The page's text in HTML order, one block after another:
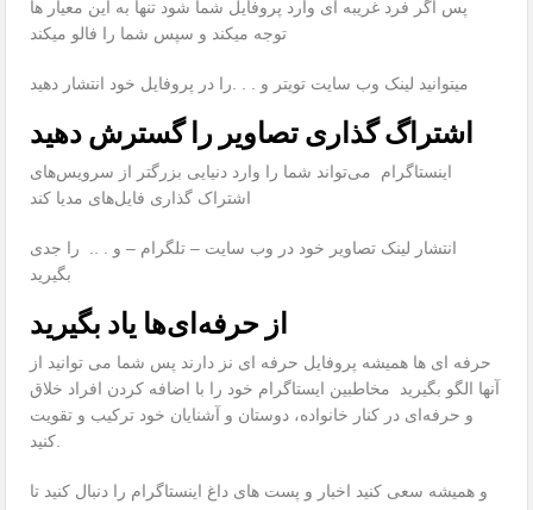
پس اگر فرد غریبه ای وارد پروفایل شما شود تنها به این معیار ها
اشتراگ گذاری تصاویر را گسترش دهید
اینستاگرام می‌تواند شما را وارد دنیایی بزرگتر از سرویس‌های
اشتراک گذاری فایل‌های مدیا کند
انتشار لینک تصاویر خود در وب سایت – تلگرام – و . .. را جدی
از حرفه‌‌ای‌ها یاد بگیرید
حرفه ای ها همیشه پروفایل حرفه ای نز دارند پس شما می توانید از
آنها الگو بگیرید مخاطبین ایستاگرام خود را با اضافه کردن افراد خلاق
و حرفه‌ای در کنار خانواده، دوستان و آشنایان خود ترکیب و تقویت
و همیشه سعی کنید اخبار و پست های داغ اینستاگرام را دنبال کنید تا